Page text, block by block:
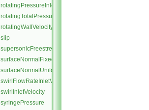
rotatingPressureInletOutletVelocity
rotatingTotalPressure
rotatingWallVelocity
slip
supersonicFreestream
surfaceNormalFixedValue
surfaceNormalUniformFixedValue
swirlFlowRateInletVelocity
swirlInletVelocity
syringePressure